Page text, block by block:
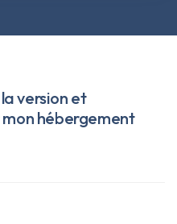
version et
mon hébergement